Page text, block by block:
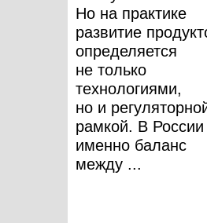
Но на практике
развитие
определяется
не только
технологиями,
но и
рамкой. В России
именно баланс
между ...